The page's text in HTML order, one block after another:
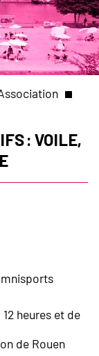
: Voile,
heures et de
de Rouen